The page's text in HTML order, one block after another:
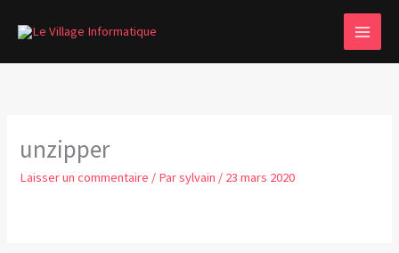
unzipper
Laisser un commentaire / Parsylvain / 23 mars 2020